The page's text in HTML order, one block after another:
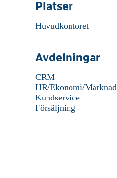
Platser
Huvudkontoret
Avdelningar
CRM
HR/Ekonomi/Marknad
Kundservice
Försäljning